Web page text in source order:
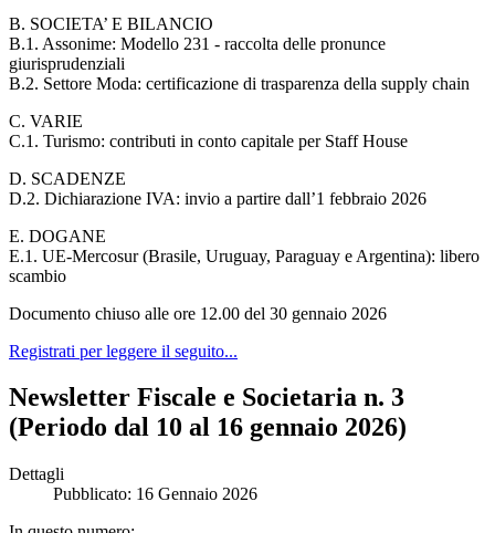
B. SOCIETA’ E BILANCIO
B.1. Assonime: Modello 231 - raccolta delle pronunce
giurisprudenziali
B.2. Settore Moda: certificazione di trasparenza della supply chain
C. VARIE
C.1. Turismo: contributi in conto capitale per Staff House
D. SCADENZE
D.2. Dichiarazione IVA: invio a partire dall’1 febbraio 2026
E. DOGANE
E.1. UE-Mercosur (Brasile, Uruguay, Paraguay e Argentina): libero
scambio
Documento chiuso alle ore 12.00 del 30 gennaio 2026
Registrati per leggere il seguito...
Newsletter Fiscale e Societaria n. 3
(Periodo dal 10 al 16 gennaio 2026)
Dettagli
Pubblicato: 16 Gennaio 2026